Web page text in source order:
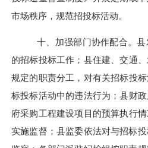
市场秩序，规范招投标活动。
十、加强部门协作配合。
的招标投标工作；县住建、交通
规定的职责分工，对有关招标投
标投标活动中的违法行为；县财
府采购工程建设项目的预算执行
实施监督；县监委依法对与招标